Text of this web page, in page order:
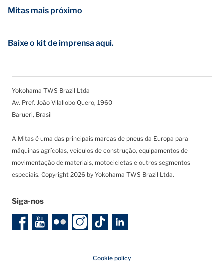
Mitas mais próximo
Baixe o kit de imprensa aqui.
Yokohama TWS Brazil Ltda
Av. Pref. João Vilallobo Quero, 1960
Barueri, Brasil
A Mitas é uma das principais marcas de pneus da Europa para
máquinas agrícolas, veículos de construção, equipamentos de
movimentação de materiais, motocicletas e outros segmentos
especiais. Copyright 2026 by Yokohama TWS Brazil Ltda.
Siga-nos
Cookie policy